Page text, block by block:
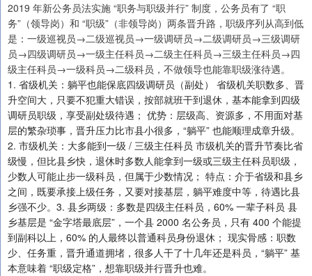
2019 年新公务员法实施 “职务与职级并行” 制度，公务员有了 “职
务”（领导岗）和 “职级”（非领导岗）两条晋升路，职级序列从高到低
是：一级巡视员→二级巡视员→一级调研员→二级调研员→三级调研
员→四级调研员→一级主任科员→二级主任科员→三级主任科员→四
级主任科员→一级科员→二级科员，不做领导也能靠职级涨待遇。
1. 省级机关：躺平也能保底四级调研员（副处） 省级机关职数多、晋
升空间大，只要不犯重大错误，按部就班干到退休，基本能拿到四级
调研员职级，享受副处级待遇； 优势：层级高、资源多，不用面对基
层的繁杂琐事，晋升压力比市县小很多，“躺平” 也能顺理成章升级。
2. 市级机关：大多能到一级 / 三级主任科员 市级机关的晋升节奏比省
级慢，但比县乡快，退休时多数人能拿到一级或三级主任科员职级，
少数人可能止步一级科员，但属于少数情况； 特点：介于省级和县乡
之间，既要承接上级任务，又要对接基层，躺平难度中等，待遇比县
乡强不少。3. 县乡两级：多数是四级主任科员，60% 一辈子科员 县
乡基层是 “金字塔最底层”，一个县 2000 名公务员，只有 400 个能提
到副科以上，60% 的人最终以普通科员身份退休； 现实骨感：职数
少、任务重，晋升通道拥堵，很多人干了十几年还是科员，“躺平” 基
本意味着 “职级定格”，想靠职级并行晋升也难。